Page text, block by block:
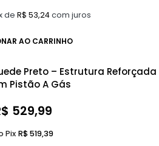
de R$ 53,24com juros
AO CARRINHO
Preto – Estrutura Reforçada
Pistão A Gás
529,99
Pix R$519,39